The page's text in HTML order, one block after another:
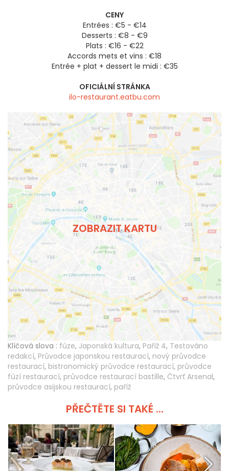
CENY
Entrées : €5 - €14
Desserts : €8 - €9
Plats : €16 - €22
Accords mets et vins : €18
Entrée + plat + dessert le midi : €35
OFICIÁLNÍ STRÁNKA
ilo-restaurant.eatbu.com
ZOBRAZIT KARTU
Klíčová slova : fúze, Japonská kultura, Paříž 4, Testováno
redakcí, Průvodce japonskou restaurací, nový průvodce
restaurací, bistronomický průvodce restaurací, průvodce
fúzí restaurací, průvodce restaurací bastille, Čtvrť Arsenal,
průvodce asijskou restaurací, paříž
PŘEČTĚTE SI TAKÉ ...